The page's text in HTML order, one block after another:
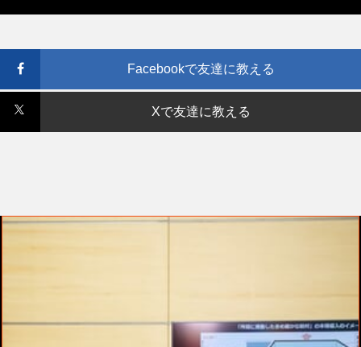
Facebookで友達に教える
Xで友達に教える